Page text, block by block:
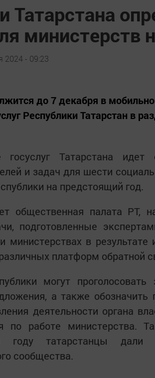
Татарстана
министерств
2024 - 09:23
до 7 декабря в
Республики Татарстан в
Татарстана идет
и задач для шести
на предстоящий год.
общественная палата РТ,
подготовленные
министерствах в
платформ обратной
могут
а также
деятельности органа
по работе министерства.
татарстанцы дали
сообщества.